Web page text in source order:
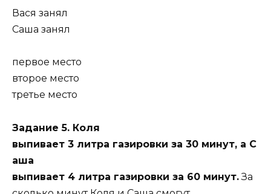
Вася занял
Саша занял
первое место
второе место
третье место
Задание 5. Коля
выпивает 3 литра газировки за 30 минут, а С
аша
выпивает 4 литра газировки за 60 минут.За